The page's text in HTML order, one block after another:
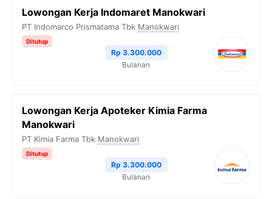
Lowongan Kerja Indomaret Manokwari
PT Indomarco Prismatama Tbk Manokwari
Ditutup
Rp 3.300.000
Bulanan
Lowongan Kerja Apoteker Kimia Farma
Manokwari
PT Kimia Farma Tbk Manokwari
Ditutup
Rp 3.300.000
Bulanan